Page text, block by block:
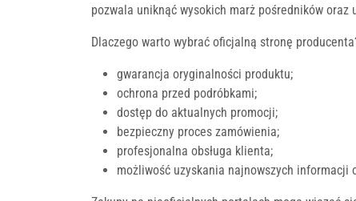
pozwala uniknąć wysokich marż pośredników
Dlaczego warto wybrać oficjalną stronę
gwarancja oryginalności produktu;
ochrona przed podróbkami;
dostęp do aktualnych promocji;
bezpieczny proces zamówienia;
profesjonalna obsługa klienta;
możliwość uzyskania najnowszych informacji